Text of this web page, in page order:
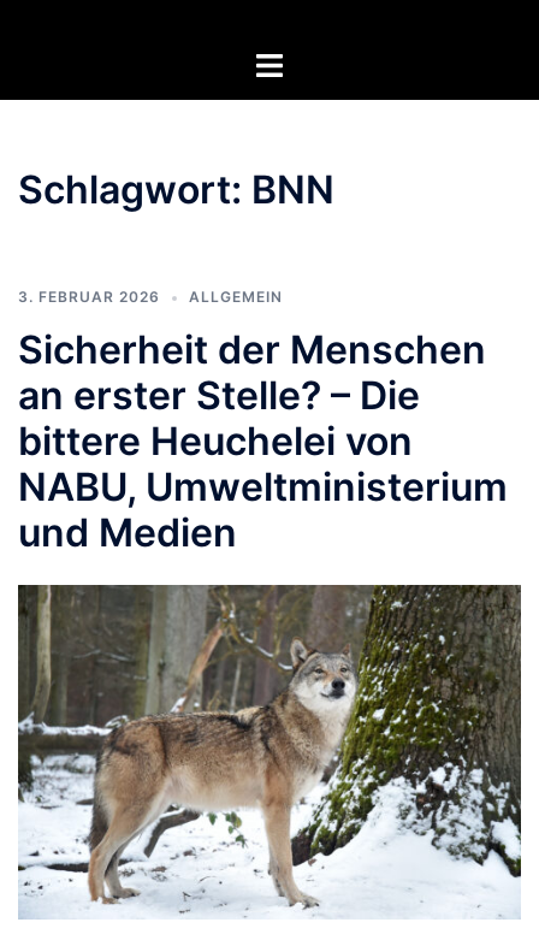
Menü
Schlagwort: BNN
3. FEBRUAR 2026 ALLGEMEIN
Sicherheit der Menschen
an erster Stelle? – Die
bittere Heuchelei von
NABU, Umweltministerium
und Medien